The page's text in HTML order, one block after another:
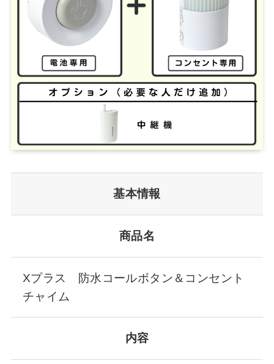
基本情報
商品名
Xプラス 防水コールボタン＆コンセント
チャイム
内容